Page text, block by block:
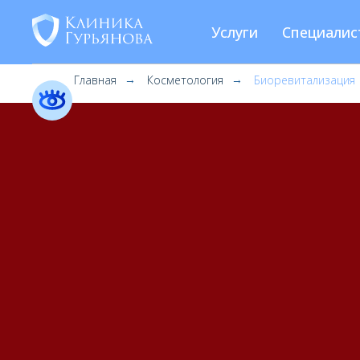
Услуги
Главная → Косметология → Биоревитализация